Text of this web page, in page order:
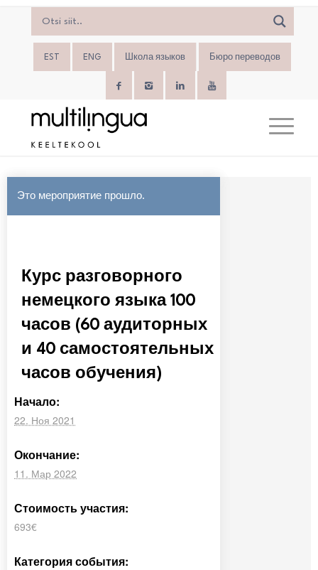
EST ENG Школа языков Бюро переводов
Это мероприятие прошло.
Курс разговорного
немецкого языка 100
часов (60 аудиторных
и 40 самостоятельных
часов обучения)
Начало:
22. Ноя 2021
Окончание:
11. Мар 2022
Стоимость участия:
693€
Категория события: